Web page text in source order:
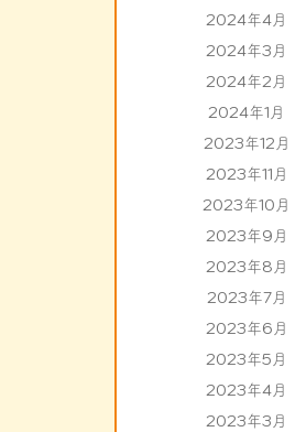
2024年4月
2024年3月
2024年2月
2024年1月
2023年12月
2023年11月
2023年10月
2023年9月
2023年8月
2023年7月
2023年6月
2023年5月
2023年4月
2023年3月